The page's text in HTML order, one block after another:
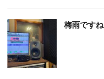
梅雨ですね